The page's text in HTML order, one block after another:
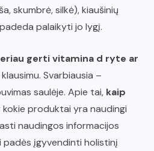
skumbrė, silkė), kiaušinių
palaikyti jo lygį.
gerti vitamina d ryte ar
Svarbiausia –
saulėje. Apie tai, kaip
kokie produktai yra naudingi
naudingos informacijos
padės įgyvendinti holistinį